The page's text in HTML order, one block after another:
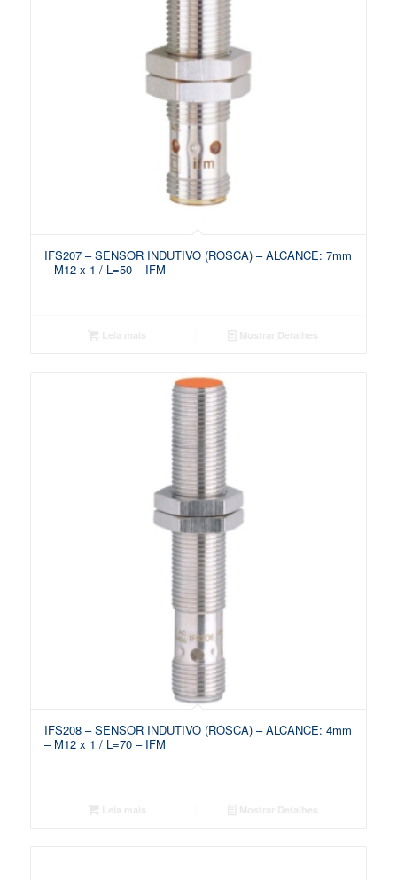
IFS207 – SENSOR INDUTIVO (ROSCA) – ALCANCE: 7mm
– M12 x 1 / L=50 – IFM
IFS208 – SENSOR INDUTIVO (ROSCA) – ALCANCE: 4mm
– M12 x 1 / L=70 – IFM